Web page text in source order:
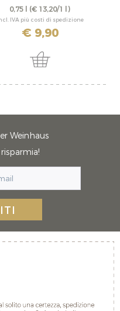
0,75 l (€ 13,20/1 l)
IVA più costi di spedizione
€ 9,90
Weinhaus